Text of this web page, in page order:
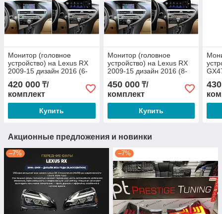
Монитор (головное
устройство) на Lexus RX
2009-15 дизайн 2016 (6-
420 000 ₸/
комплект
Купить
Монитор (головное
устройство) на Lexus RX
2009-15 дизайн 2016 (8-
450 000₸/
комплект
Купить
Акционные предложения и новинки
–7% –7%